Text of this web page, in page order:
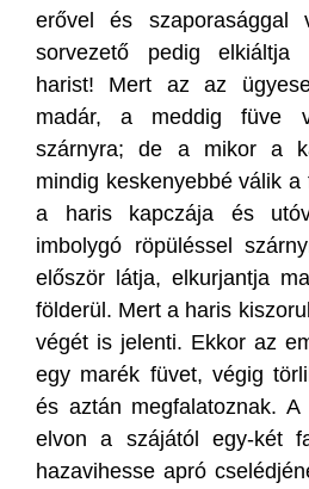
erővel és
sorvezető pedig
harist! Mert az az
madár, a meddig füve
szárnyra; de a mikor a
mindig keskenyebbé válik
a haris kapczája és
imbolygó röpüléssel
először látja, elkurjantja
földerül. Mert a haris
végét is jelenti. Ekkor az
egy marék füvet, végig
és aztán megfalatoznak.
elvon a szájától egy-két
hazavihesse apró